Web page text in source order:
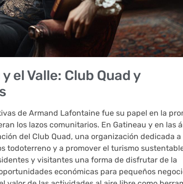
el Valle: Club Quad y
de Armand Lafontaine fue su papel en la
los lazos comunitarios. En Gatineau y en las
del Club Quad, una organización dedicada a
todoterreno y a promover el turismo
y visitantes una forma de disfrutar de la
económicas para pequeños